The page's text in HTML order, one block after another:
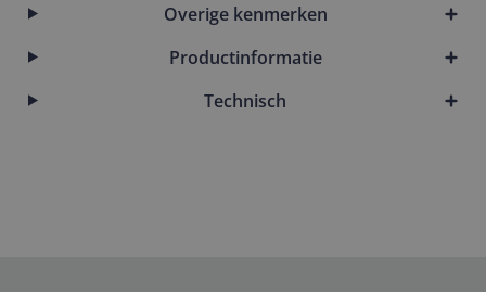
Overige kenmerken
Productinformatie
Technisch